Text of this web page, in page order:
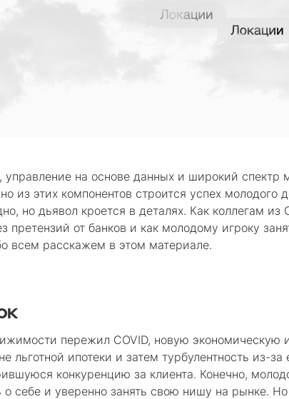
на основе данных и широкий спектр
из этих компонентов строится успех молодого
но дьявол кроется в деталях. Как коллегам из
претензий от банков и как молодому игроку
всем расскажем в этом материале.
пережил COVID, новую экономическую
льготной ипотеки и затем турбулентность из-
конкуренцию за клиента. Конечно,
о себе и уверенно занять свою нишу на рынке.